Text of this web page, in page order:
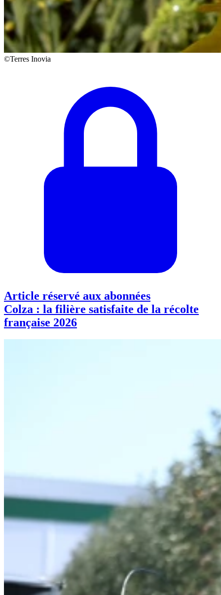
©Terres Inovia
Article réservé aux abonnées
Colza : la filière satisfaite de la récolte
française 2026